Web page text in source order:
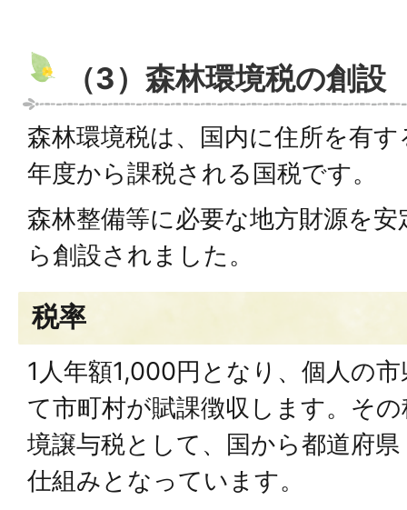
（3）森林環境税の創設
森林環境税は、国内に住所を有
年度から課税される国税です。
森林整備等に必要な地方財源を
ら創設されました。
税率
1人年額1,000円となり、個人の
て市町村が賦課徴収します。そ
境譲与税として、国から都道府
仕組みとなっています。